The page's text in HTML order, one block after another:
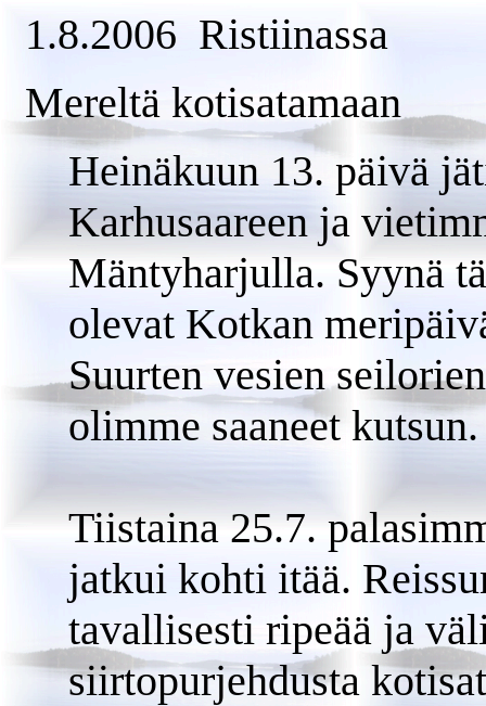
1.8.2006 Ristiinassa
Mereltä kotisatamaan
Heinäkuun 13. päivä
Karhusaareen ja
Mäntyharjulla. Syynä
olevat Kotkan
Suurten vesien
olimme saaneet kutsun.
Tiistaina 25.7.
jatkui kohti itää.
tavallisesti ripeää ja
siirtopurjehdusta